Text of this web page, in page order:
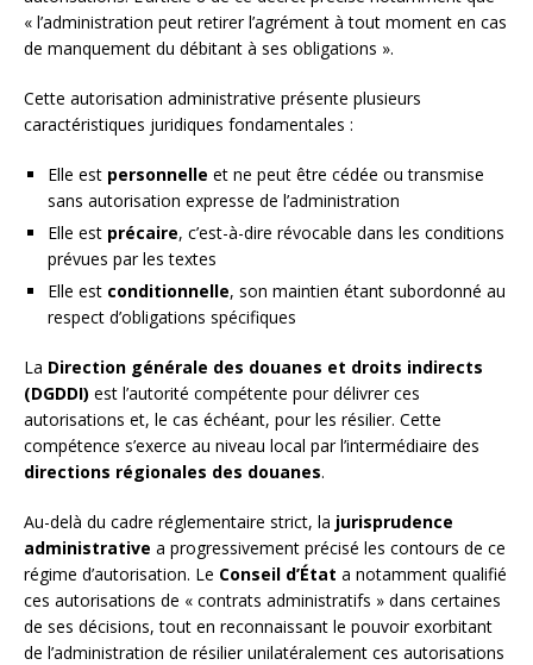
« l’administration peut retirer l’agrément à tout moment en cas
de manquement du débitant à ses obligations ».
Cette autorisation administrative présente plusieurs
caractéristiques juridiques fondamentales :
Elle est personnelle et ne peut être cédée ou transmise
sans autorisation expresse de l’administration
Elle est précaire, c’est-à-dire révocable dans les conditions
prévues par les textes
Elle est conditionnelle, son maintien étant subordonné au
respect d’obligations spécifiques
La Direction générale des douanes et droits indirects
(DGDDI) est l’autorité compétente pour délivrer ces
autorisations et, le cas échéant, pour les résilier. Cette
compétence s’exerce au niveau local par l’intermédiaire des
directions régionales des douanes.
Au-delà du cadre réglementaire strict, la jurisprudence
administrative a progressivement précisé les contours de ce
régime d’autorisation. Le Conseil d’État a notamment qualifié
ces autorisations de « contrats administratifs » dans certaines
de ses décisions, tout en reconnaissant le pouvoir exorbitant
de l’administration de résilier unilatéralement ces autorisations